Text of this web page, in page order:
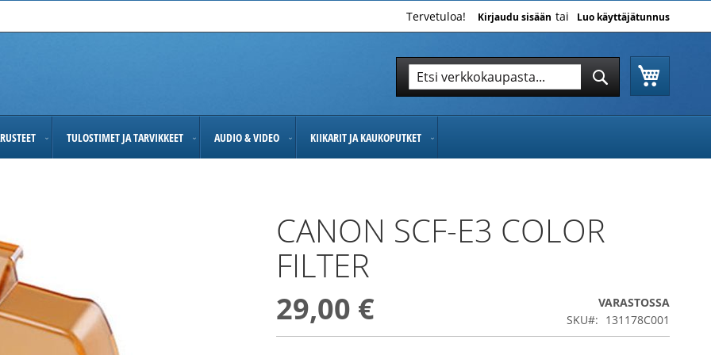
Tervetuloa! Kirjaudu sisään Luo käyttäjätunnus
Hae
TULOSTIMET JA TARVIKKEET AUDIO & VIDEO KIIKARIT JA KAUKOPUTKET
CANON SCF-E3 COLOR
FILTER
29,00 €
VARASTOSSA
SKU
131178C001